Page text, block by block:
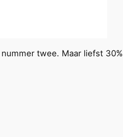
twee. Maar liefst 30%